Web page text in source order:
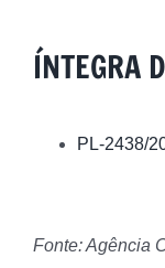
ÍNTEGRA
PL-2438/
Fonte: Agência